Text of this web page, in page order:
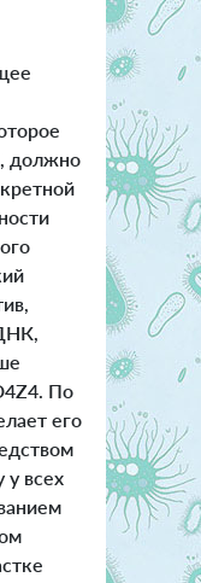
должно
По
его
у всех